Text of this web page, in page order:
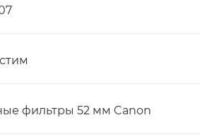
фильтры 52 мм Canon